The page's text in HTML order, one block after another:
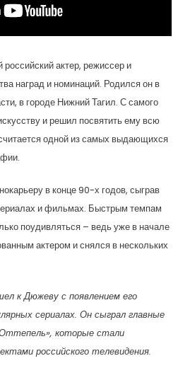
актер, режиссер и
наград и номинаций. Родился он в
в городе Нижний Тагил. С самого
и решил посвятить ему всю
одной из самых выдающихся
в конце 90-х годов, сыграв
и фильмах. Быстрым темпам
поудивляться – ведь уже в начале
актером и снялся в нескольких
к Дюжеву с появлением его
сериалах. Он сыграл главные
которые стали
российского телевидения.